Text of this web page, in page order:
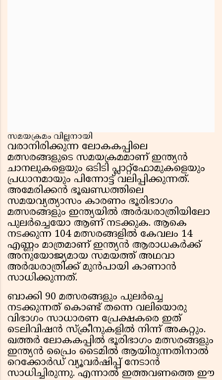
സമയക്രമം വില്ലനായി
വരാനിരിക്കുന്ന ലോകകപ്പിലെ
മത്സരങ്ങളുടെ സമയക്രമമാണ് ഇന്ത്യൻ
ചാനലുകളെയും ഒടിടി പ്ലാറ്റ്‌ഫോമുകളെയും
പ്രധാനമായും പിന്നോട്ട് വലിപ്പിക്കുന്നത്.
അമേരിക്കൻ ഭൂഖണ്ഡത്തിലെ
സമയവ്യത്യാസം കാരണം ഭൂരിഭാഗം
മത്സരങ്ങളും ഇന്ത്യയിൽ അർദ്ധരാത്രിയിലോ
പുലർച്ചെയോ ആണ് നടക്കുക. ആകെ
നടക്കുന്ന 104 മത്സരങ്ങളിൽ കേവലം 14
എണ്ണം മാത്രമാണ് ഇന്ത്യൻ ആരാധകർക്ക്
അനുയോജ്യമായ സമയത്ത് അഥവാ
അർദ്ധരാത്രിക്ക് മുൻപായി കാണാൻ
സാധിക്കുന്നത്.
ബാക്കി 90 മത്സരങ്ങളും പുലർച്ചെ
നടക്കുന്നത് കൊണ്ട് തന്നെ വലിയൊരു
വിഭാഗം സാധാരണ പ്രേക്ഷകരെ ഇത്
ടെലിവിഷൻ സ്ക്രീനുകളിൽ നിന്ന് അകറ്റും.
ഖത്തർ ലോകകപ്പിൽ ഭൂരിഭാഗം മത്സരങ്ങളും
ഇന്ത്യൻ പ്രൈം ടൈമിൽ ആയിരുന്നതിനാൽ
റെക്കോർഡ് വ്യൂവർഷിപ്പ് നേടാൻ
സാധിച്ചിരുന്നു. എന്നാൽ ഇത്തവണത്തെ ഈ